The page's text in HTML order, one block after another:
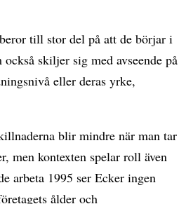
till stor del på att de börjar i
skiljer sig med avseende på
eller deras yrke,
blir mindre när man tar
men kontexten spelar roll även
arbeta 1995 ser Ecker ingen
ålder och